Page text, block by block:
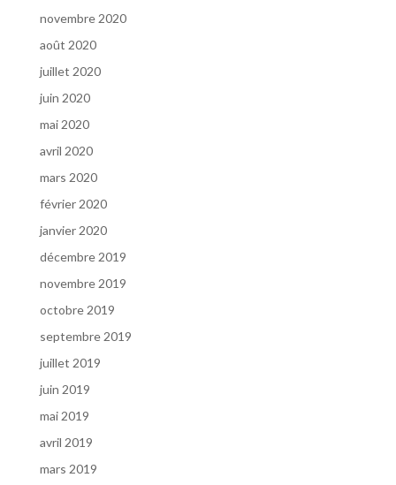
novembre 2020
août 2020
juillet 2020
juin 2020
mai 2020
avril 2020
mars 2020
février 2020
janvier 2020
décembre 2019
novembre 2019
octobre 2019
septembre 2019
juillet 2019
juin 2019
mai 2019
avril 2019
mars 2019